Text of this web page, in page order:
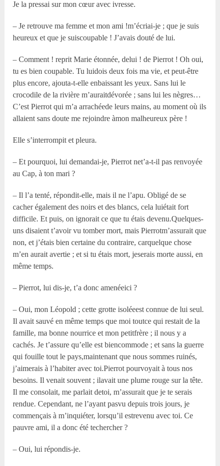
Je la pressai sur mon cœur avec ivresse.
– Je retrouve ma femme et mon ami !m’écriai-je ; que je suis
heureux et que je suiscoupable ! J’avais douté de lui.
– Comment ! reprit Marie étonnée, delui ! de Pierrot ! Oh oui,
tu es bien coupable. Tu luidois deux fois ma vie, et peut-être
plus encore, ajouta-t-elle enbaissant les yeux. Sans lui le
crocodile de la rivière m’auraitdévorée ; sans lui les nègres…
C’est Pierrot qui m’a arrachéede leurs mains, au moment où ils
allaient sans doute me rejoindre àmon malheureux père !
Elle s’interrompit et pleura.
– Et pourquoi, lui demandai-je, Pierrot net’a-t-il pas renvoyée
au Cap, à ton mari ?
– Il l’a tenté, répondit-elle, mais il ne l’apu. Obligé de se
cacher également des noirs et des blancs, cela luiétait fort
difficile. Et puis, on ignorait ce que tu étais devenu.Quelques-
uns disaient t’avoir vu tomber mort, mais Pierrotm’assurait que
non, et j’étais bien certaine du contraire, carquelque chose
m’en aurait avertie ; et si tu étais mort, jeserais morte aussi, en
même temps.
– Pierrot, lui dis-je, t’a donc amenéeici ?
– Oui, mon Léopold ; cette grotte isoléeest connue de lui seul.
Il avait sauvé en même temps que moi toutce qui restait de la
famille, ma bonne nourrice et mon petitfrère ; il nous y a
cachés. Je t’assure qu’elle est biencommode ; et sans la guerre
qui fouille tout le pays,maintenant que nous sommes ruinés,
j’aimerais à l’habiter avec toi.Pierrot pourvoyait à tous nos
besoins. Il venait souvent ; ilavait une plume rouge sur la tête.
Il me consolait, me parlait detoi, m’assurait que je te serais
rendue. Cependant, ne l’ayant pasvu depuis trois jours, je
commençais à m’inquiéter, lorsqu’il estrevenu avec toi. Ce
pauvre ami, il a donc été techercher ?
– Oui, lui répondis-je.